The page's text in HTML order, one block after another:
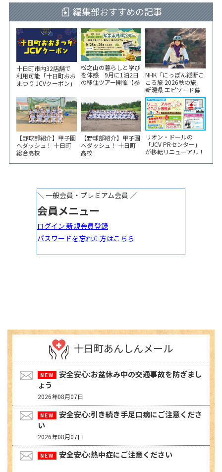
編集部おすすめの記事
十日町市内32店舗で
利用可能「十日町おお
まつり JCVクーポン」
い！
松之山の暮らしと学び
を体感 9月に1泊2日
の移住ツアー開催【参
NHK「にっぽん縦断こ
ころ旅 2026秋の旅」
新潟県 エピソード募
集中！
【野球部紹介】甲子園
へダッシュ！ 十日町
総合高校
【野球部紹介】甲子園
へダッシュ！ 十日町
高校
リオン・ドールの
「JCV PRセンター」
が移転リニューアル！
ベント開催
十日町あんしんメール
安全安心:お盆休み中の交通事故を防ぎまし
ょう
2026年08月07日
安全安心:引き続き手足口病にご注意くださ
い
2026年08月07日
安全安心:熱中症にご注意ください